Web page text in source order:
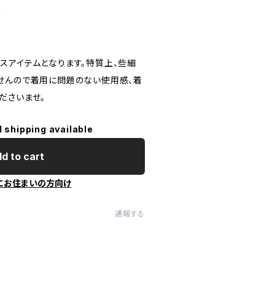
イテムとなります。特質上、些細
んので着用に問題のない使用感、着
さいませ。
shipping available
to cart
お住まいの方向け
通報する